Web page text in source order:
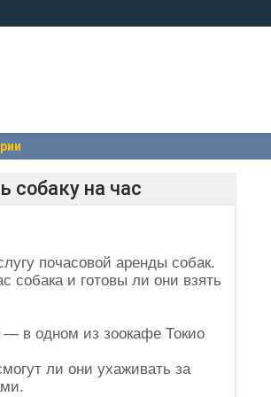
собаку на час
почасовой аренды собак.
собака и готовы ли они взять
в одном из зоокафе Токио
ли они ухаживать за